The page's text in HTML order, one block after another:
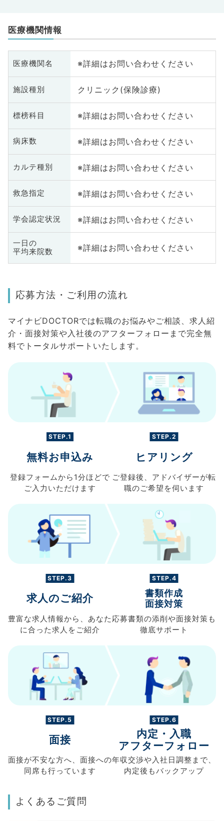
医療機関情報
医療機関名 ※詳細はお問い合わせください
施設種別 クリニック(保険診療)
標榜科目 ※詳細はお問い合わせください
病床数 ※詳細はお問い合わせください
カルテ種別 ※詳細はお問い合わせください
救急指定 ※詳細はお問い合わせください
学会認定状況 ※詳細はお問い合わせください
一日の
平均来院数
※詳細はお問い合わせください
応募方法・ご利用の流れ
マイナビDOCTORでは転職のお悩みやご相談、求人紹
介・面接対策や入社後のアフターフォローまで完全無
料でトータルサポートいたします。
STEP.1
無料お申込み
登録フォームから 1分ほどで
ご入力 いただけます
STEP.2
ヒアリング
ご登録後、 アドバイザーが転
職のご希望を伺います
STEP.3
求人のご紹介
豊富な求人情報から、 あなた
に合った求人を ご紹介
STEP.4
書類作成
面接対策
応募書類の添削や面接対策も
徹底サポート
STEP.5
面接
面接が不安な方へ、 面接への
同席も行っています
STEP.6
内定・入職
アフターフォロー
年収交渉や入社日調整まで、
内定後もバックアップ
よくあるご質問